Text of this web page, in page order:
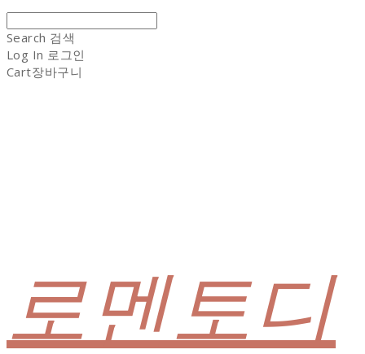
Search 검색
Log In 로그인
Cart장바구니
로멘토디